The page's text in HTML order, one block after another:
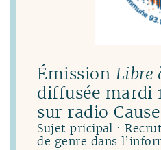
Émission Libre
diffusée mardi
sur radio
Sujet pricipal :
de genre dans